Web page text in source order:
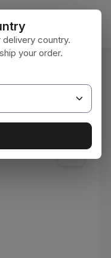
delivery country.
your order.